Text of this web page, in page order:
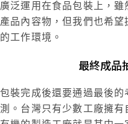
廣泛運用在食品包裝上，雖
產品內容物，但我們也希
的工作環境。
最終成品
包裝完成後還要通過最後
測。台灣只有少數工廠擁